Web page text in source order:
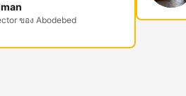
ของ Abodebed